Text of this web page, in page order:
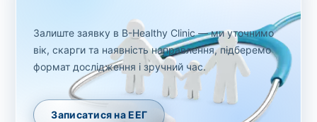
Залиште заявку в B-Healthy Clinic — ми уточнимо
вік, скарги та наявність направлення, підберемо
формат дослідження і зручний час.
Записатися на ЕЕГ